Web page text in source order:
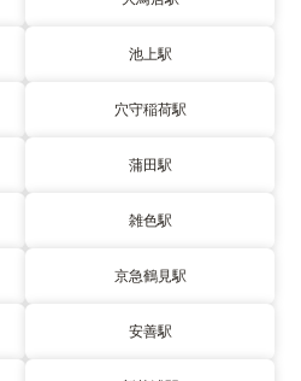
池上駅
穴守稲荷駅
蒲田駅
雑色駅
京急鶴見駅
安善駅